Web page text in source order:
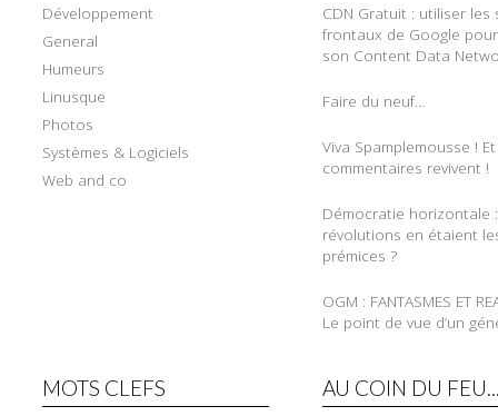
Développement
General
Humeurs
Linusque
Photos
Systèmes & Logiciels
Web and co
CDN Gratuit : utiliser les
frontaux de Google
son Content Data
Faire du neuf…
Viva Spamplemousse !
commentaires revivent !
Démocratie horizontale
révolutions en étaient
prémices ?
OGM : FANTASMES ET
Le point de vue d’un
MOTS CLEFS AU COIN DU